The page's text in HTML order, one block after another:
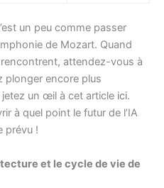
un peu comme passer
de Mozart. Quand
rencontrent, attendez-vous à
plonger encore plus
un œil à cet article ici.
à quel point le futur de l’IA
prévu !
et le cycle de vie de